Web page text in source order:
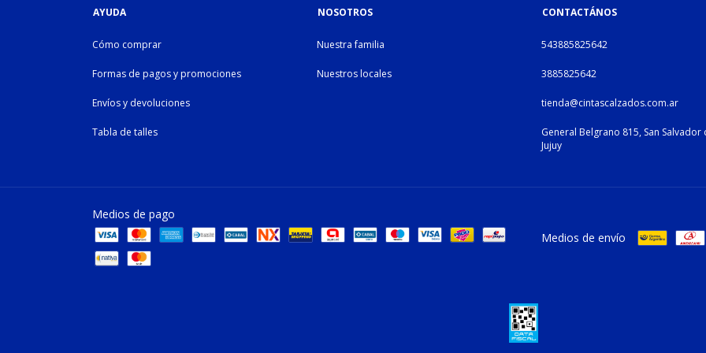
AYUDA
Cómo comprar
Formas de pagos y promociones
Envíos y devoluciones
Tabla de talles
NOSOTROS
Nuestra familia
Nuestros locales
CONTACTÁNOS
543885825642
3885825642
tienda@cintascalzados.com.ar
General Belgrano 815, San Salvador
Jujuy
Medios de pago
Medios de envío